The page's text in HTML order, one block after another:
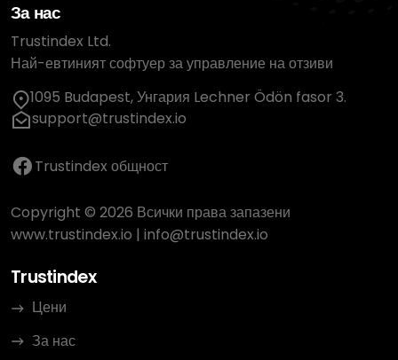
За нас
Trustindex Ltd.
Най-евтиният софтуер за управление на отзиви
1095 Budapest, Унгария Lechner Ödön fasor 3.
support@trustindex.io
Trustindex общност
Copyright © 2026 Всички права запазени
www.trustindex.io | info@trustindex.io
Trustindex
Цени
За нас